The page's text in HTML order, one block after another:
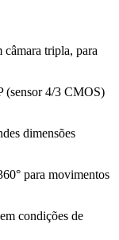
câmara tripla, para
(sensor 4/3 CMOS)
dimensões
para movimentos
condições de